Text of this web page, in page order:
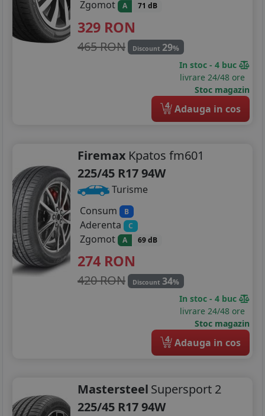
Zgomot A 71 dB
329 RON
465 RON Discount 29%
In stoc - 4 buc
livrare 24/48 ore
Stoc magazin
4 Adauga in cos
Firemax Kpatos fm601
225/45 R17 94W
Turisme
Consum
B
Aderenta C
Zgomot A 69 dB
274 RON
420 RON Discount 34%
In stoc - 4 buc
livrare 24/48 ore
Stoc magazin
4 Adauga in cos
Mastersteel Supersport 2
225/45 R17 94W